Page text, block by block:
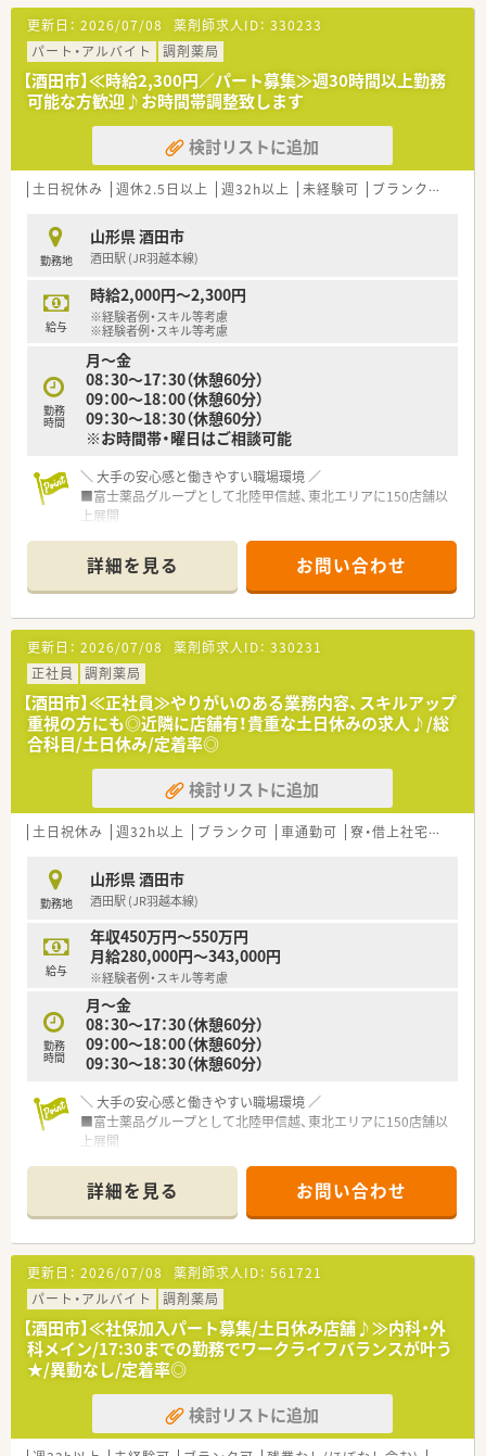
【想定される業務内容】
■周辺医療機関からの処方箋に基づいた調剤業務や、患者様一人
ひとりに寄り添った服薬指導を行います。
■OTC医薬品や漢方薬の相談販売を通じて、セルフメディケーシ
ョンの推進に大きく貢献いただけます。
■バーコード認証などの最新設備を導入しており、正確かつスピ
ーディーなピッキング作業が実現可能です。
【こんな方が活躍中】
■子育てと両立しながら活躍する方も多く、お互いに助け合う精
■調剤未経験からスタートした若手や、定年後も再雇用制度を利
用して第一線で活躍するベテランもいます。
■向上心を持ち、患者様からの些細な相談にも丁寧に対応できる
コミュニケーション能力の高い方が多いです。
更新日： 2026/07/08 薬剤師求人ID： 330233
パート・アルバイト
調剤薬局
【酒田市】≪時給2,300円／パート募集≫週30時間以上勤務
可能な方歓迎♪お時間帯調整致します
検討リストに追加
土日祝休み 週休2.5日以上 週32h以上 未経験可 ブランク可
勤務地
山形県 酒田市
酒田駅 (JR羽越本線)
給与
時給2,000円～2,300円
※経験者例・スキル等考慮
※経験者例・スキル等考慮
勤務
時間
月～金
08：30～17：30（休憩60分）
09：00～18：00（休憩60分）
09：30～18：30（休憩60分）
※お時間帯・曜日はご相談可能
＼ 大手の安心感と働きやすい職場環境 ／
■富士薬品グループとして北陸甲信越、東北エリアに150店舗以
上展開
きる環境が整っています。
■労働組合もあり年々働きやすい会社へと進化を続けておられ
ます。
＼ 子育て応援企業 ／
■産育休の取得希望者には100％取得いただき
復帰を希望された方も近隣に複数店舗あることもあり、ほぼご
復帰いただいています。
■時短社員制度は小学校卒業まで継続可能です。
■男性のエリアマネージャーも育休（1ヶ月以上）の取得実績があ
ります。
＼ 働きやすさ抜群 ／
■4週9休制(祝日含む)となり年間休日は114日（2023年4月以降
は115日予定）
す！
■全社員に6連休のリフレッシュ休暇制度あり
■全社平均の残業時間が6.6時間/月。1分単位で残業代支給いた
だけます。
＼ 社員教育制度 ／
■月に1回テレビ会議での勉強会を実施しています。
■外来ガン専門薬剤師の育成などにも積極的で定期的に社内公
募も実施されています
■認定薬剤師取得に伴うe-Learningについても会社負担でご利
用いただけます
＼ 本求人はこんな方にオススメ ／
★子育て中のママさん薬剤師さん
★これから子育てを考えられている方
★キャリアアップ・スキルアップをされたいる方
＼ 店舗情報 ／
■サポート体制しっかりで安心してご就業いただけます。
■土日休みの店舗で数パターンのシフト有！17時30分終業もあ
り、アフターファイブも充実できます♪
■薬剤師人数もゆとりあり、ベテランの薬剤師さんが活躍してい
ます。若手薬剤師にも安心の環境です。
詳細を見る お問い合わせ
更新日： 2026/07/08 薬剤師求人ID： 330231
正社員
調剤薬局
【酒田市】≪正社員≫やりがいのある業務内容、スキルアップ
重視の方にも◎近隣に店舗有！貴重な土日休みの求人♪/総
合科目/土日休み/定着率◎
検討リストに追加
土日祝休み 週32h以上 ブランク可 車通勤可 寮・借上社宅あり
勤務地
山形県 酒田市
酒田駅 (JR羽越本線)
給与
年収450万円～550万円
月給280,000円～343,000円
※経験者例・スキル等考慮
勤務
時間
月～金
08：30～17：30（休憩60分）
09：00～18：00（休憩60分）
09：30～18：30（休憩60分）
＼ 大手の安心感と働きやすい職場環境 ／
■富士薬品グループとして北陸甲信越、東北エリアに150店舗以
上展開
きる環境が整っています。
■労働組合もあり年々働きやすい会社へと進化を続けておられ
ます。
＼ 子育て応援企業 ／
■産育休の取得希望者には100％取得いただき
復帰を希望された方も近隣に複数店舗あることもあり、ほぼご
復帰いただいています。
■時短社員制度は小学校卒業まで継続可能です。
■男性のエリアマネージャーも育休（1ヶ月以上）の取得実績があ
ります。
＼ 働きやすさ抜群 ／
■4週9休制(祝日含む)となり年間休日は114日（2023年4月以降
詳細を見る お問い合わせ
更新日： 2026/07/08 薬剤師求人ID： 561721
パート・アルバイト
調剤薬局
【酒田市】≪社保加入パート募集/土日休み店舗♪≫内科・外
科メイン/17:30までの勤務でワークライフバランスが叶う
★/異動なし/定着率◎
検討リストに追加